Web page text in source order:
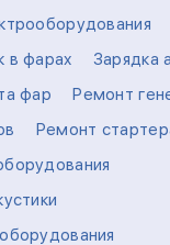
в фарах
Зарядка
фар
Ремонт
Ремонт